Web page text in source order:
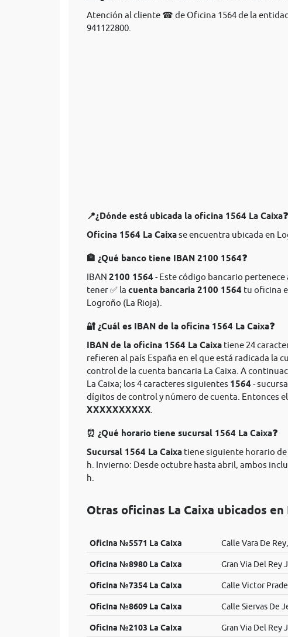
Atención al cliente ☎ de Oficina 1564 de la
941122800.
📍¿Dónde está ubicada la oficina 1564 La Caixa❓
Oficina 1564 La Caixase encuentra ubicada en
🏦 ¿Qué banco tiene IBAN 2100 1564❓
IBAN 2100 1564 - Este código bancario pertenece
tener ✅ la cuenta bancaria 2100 1564 tu oficina
Logroño (La Rioja).
🔐 ¿Cuál es IBAN de la oficina 1564 La Caixa❓
IBAN de la oficina 1564 La Caixa tiene 24
refieren al país España en el que está radicada la
control de la cuenta bancaria La Caixa. A
La Caixa; los 4 caracteres siguientes 1564 -
dígitos de control y número de cuenta. Entonces
XXXXXXXXXX
⏰ ¿Qué horario tiene sucursal 1564 La Caixa❓
Sucursal 1564 La Caixa tiene siguiente horario de
h. Invierno: Desde octubre hasta abril, ambos
h.
Otras oficinas La Caixa ubicados en
Oficina №5571 La Caixa Calle Vara De
Oficina №8980 La Caixa Gran Via Del Rey
Oficina №7354 La Caixa Calle Victor
Oficina №8609 La Caixa Calle Siervas De
Oficina №2103 La Caixa Gran Via Del Rey